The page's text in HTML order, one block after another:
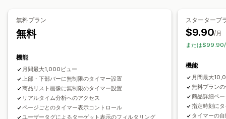
定期 スケジュール式
アクセスごとにリセット
一度限り
タイマータイプ
日替わりセール
フラッシュセール
期間限定プロモーション
有効期限
特別イベント 予約注文 商品発売
チェックアウト
配送受付締切 ストアの開店
バナーの位置
リンクとボタン 背景
色とフォント
スケジュール
操作動向ターゲティング
分析とレポート
A/Bテスト 操作動向の追跡
パフォーマンス追跡
リアルタイム分析 トラフィックレポート
無料プラン
無料
機能
月間最大1,000ビュー
上部・下部バーに無制限のタイマー設置
商品リスト画像に無制限のタイマー設置
リアルタイム分析へのアクセス
ページごとのタイマー表示コントロール
ユーザータグによるターゲット表示のフィルタリング
スタータープ
$9.90/月
または$99.90/
機能
月間最大
無料プラン
商品詳細ペ
指定時刻に
タイマーの